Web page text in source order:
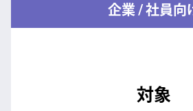
企業 / 社員向
対象